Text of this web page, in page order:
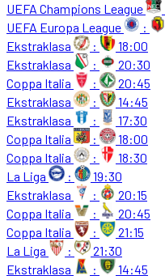
UEFA Champions League
UEFA Europa League
:
Ekstraklasa
:
18:00
Ekstraklasa
:
20:30
Coppa Italia
:
20:45
Ekstraklasa
:
14:45
Ekstraklasa
:
17:30
Coppa Italia
:
18:00
Coppa Italia
:
18:30
La Liga
:
19:30
Ekstraklasa
:
20:15
Coppa Italia
:
20:45
Coppa Italia
:
21:15
La Liga
:
21:30
Ekstraklasa
:
14:45